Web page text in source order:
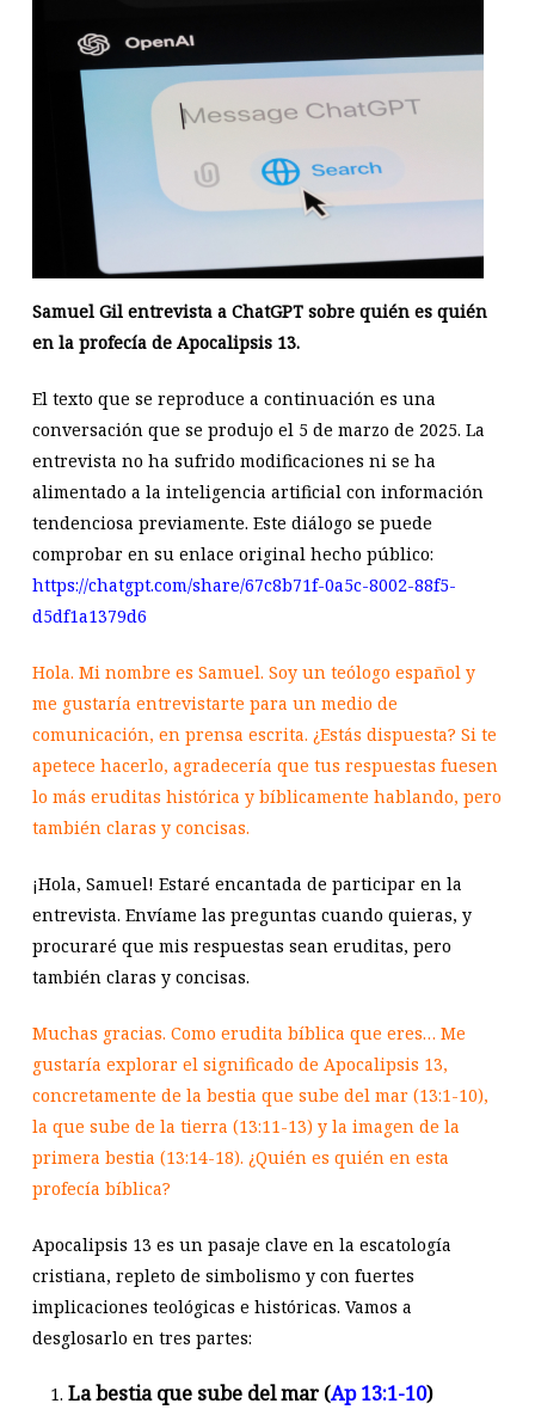
Samuel Gil entrevista a ChatGPT sobre quién es quién
en la profecía de Apocalipsis 13.
El texto que se reproduce a continuación es una
conversación que se produjo el 5 de marzo de 2025. La
entrevista no ha sufrido modificaciones ni se ha
alimentado a la inteligencia artificial con información
tendenciosa previamente. Este diálogo se puede
comprobar en su enlace original hecho público:
https://chatgpt.com/share/67c8b71f-0a5c-8002-88f5-
d5df1a1379d6
Hola. Mi nombre es Samuel. Soy un teólogo español y
me gustaría entrevistarte para un medio de
comunicación, en prensa escrita. ¿Estás dispuesta? Si te
apetece hacerlo, agradecería que tus respuestas fuesen
lo más eruditas histórica y bíblicamente hablando, pero
también claras y concisas.
¡Hola, Samuel! Estaré encantada de participar en la
entrevista. Envíame las preguntas cuando quieras, y
procuraré que mis respuestas sean eruditas, pero
también claras y concisas.
Muchas gracias. Como erudita bíblica que eres… Me
gustaría explorar el significado de Apocalipsis 13,
concretamente de la bestia que sube del mar (13:1-10),
la que sube de la tierra (13:11-13) y la imagen de la
primera bestia (13:14-18). ¿Quién es quién en esta
profecía bíblica?
Apocalipsis 13 es un pasaje clave en la escatología
cristiana, repleto de simbolismo y con fuertes
implicaciones teológicas e históricas. Vamos a
desglosarlo en tres partes:
La bestia que sube del mar (Ap 13:1-10)